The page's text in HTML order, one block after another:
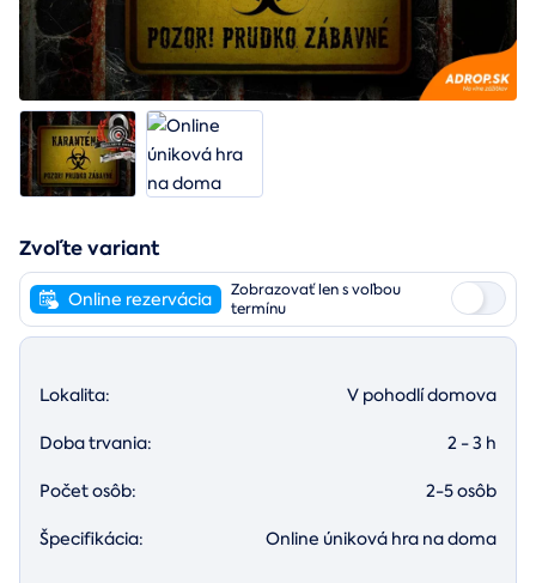
Zvoľte variant
Online rezervácia
Zobrazovať len s voľbou
termínu
Lokalita: V pohodlí domova
Doba trvania: 2 - 3 h
Počet osôb: 2-5 osôb
Špecifikácia: Online úniková hra na doma